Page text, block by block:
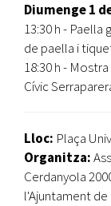
Diumenge 1
13:30 h -
de paella i
18:30 h -
Cívic
Lloc: Plaça
Organitza:
Cerdanyola
l'Ajuntament